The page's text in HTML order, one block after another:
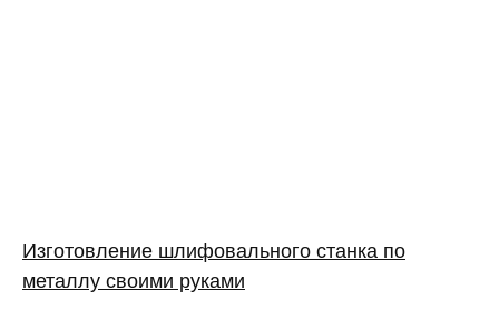
Изготовление шлифовального станка по
металлу своими руками